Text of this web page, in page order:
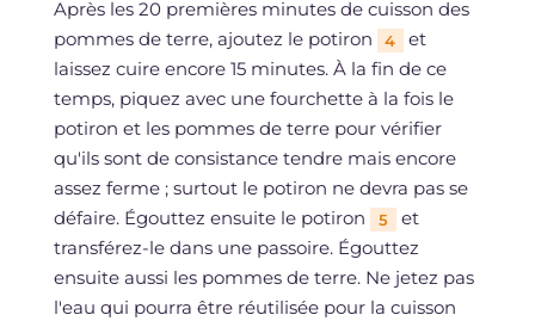
Après les 20 premières minutes de cuisson des
pommes de terre, ajoutez le potiron
4
et
laissez cuire encore 15 minutes. À la fin de ce
temps, piquez avec une fourchette à la fois le
potiron et les pommes de terre pour vérifier
qu'ils sont de consistance tendre mais encore
assez ferme ; surtout le potiron ne devra pas se
défaire. Égouttez ensuite le potiron
5
et
transférez-le dans une passoire. Égouttez
ensuite aussi les pommes de terre. Ne jetez pas
l'eau qui pourra être réutilisée pour la cuisson